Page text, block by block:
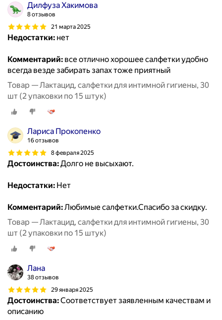
Дилфуза Хакимова
8 отзывов
21 марта 2025
Недостатки: нет
Комментарий: все отлично хорошее салфетки удобно
всегда везде забирать запах тоже приятный
Товар — Лактацид, салфетки для интимной гигиены, 30
шт (2 упаковки по 15 штук)
Лариса Прокопенко
16 отзывов
8 февраля 2025
Достоинства:Долго не высыхают.
Недостатки: Нет
Комментарий:Любимые салфетки.Спасибо за скидку.
Товар — Лактацид, салфетки для интимной гигиены, 30
шт (2 упаковки по 15 штук)
Лана
38 отзывов
29 января 2025
Достоинства:Соответствует заявленным качествам и
описанию